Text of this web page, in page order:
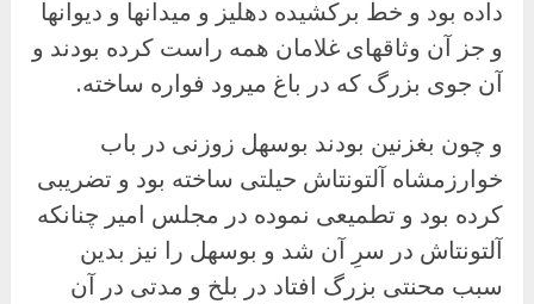
داده بود و خط برکشیده دهلیز و میدانها و دیوانها
و جز آن وثاقهای غلامان همه راست کرده بودند و
آن جوی بزرگ که در باغ میرود فواره ساخته.
و چون بغزنین بودند بوسهل زوزنی در باب
خوارزمشاه آلتونتاش حیلتی ساخته بود و تضریبی
کرده بود و تطمیعی نموده در مجلس امیر چنانکه
آلتونتاش در سرِ آن شد و بوسهل را نیز بدین
سبب محنتی بزرگ افتاد در بلخ و مدتی در آن